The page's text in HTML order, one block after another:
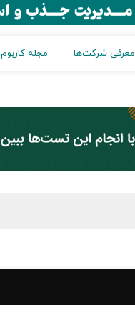
معرفی شرکت‌ها مجله کاربوم